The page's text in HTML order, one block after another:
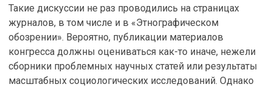
Такие дискуссии не раз проводились на страницах
журналов, в том числе и в «Этнографическом
обозрении». Вероятно, публикации материалов
конгресса должны оцениваться как-то иначе, нежели
сборники проблемных научных статей или результаты
масштабных социологических исследований. Однако